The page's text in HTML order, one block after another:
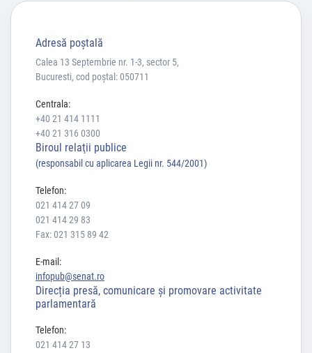
Adresă poştală
Calea 13 Septembrie nr. 1-3, sector 5,
Bucuresti, cod poștal: 050711
Centrala:
+40 21 414 1111
+40 21 316 0300
Biroul relaţii publice
(responsabil cu aplicarea Legii nr. 544/2001)
Telefon:
021 414 27 09
021 414 29 83
Fax: 021 315 89 42
E-mail:
infopub@senat.ro
Direcția presă, comunicare și promovare activitate
parlamentară
Telefon:
021 414 27 13